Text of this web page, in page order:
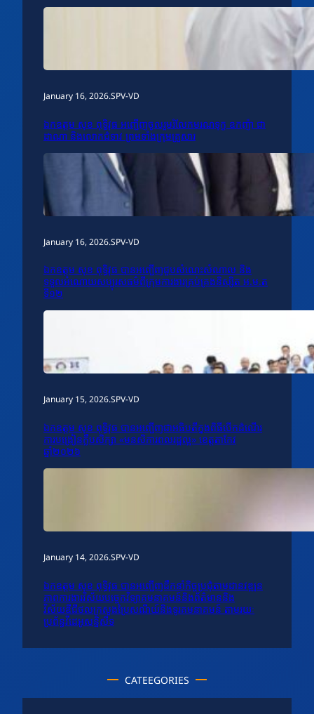
January 16, 2026.SPV-VD
ឯកឧត្តម សុខ ពុទ្ធិវុធ អញ្ជើញចូលរួមរំលែកមរណទុក្ខ ឧកញ៉ា ជា
ដាណា និងលោកជំទាវ ព្រមទាំងក្រុមគ្រួសារ
January 16, 2026.SPV-VD
ឯកឧត្តម សុខ ពុទ្ធិវុធ បានអញ្ជើញជួបសំណេះសំណាល និង
ទទួលអំណោយសប្បុរសធម៌ពីក្រុមការងារគ្រប់គ្រងនិស្សិត អ.ម.ត
ទី១២
January 15, 2026.SPV-VD
ឯកឧត្តម សុខ ពុទ្ធិវុធ បានអញ្ជើញជាអធិបតីក្នុងពិធីបើកដំណើរ
ការបង្រៀនក្លឹបសិក្សា «មនសិការពលរដ្ឋល្អ» ខេត្តតាកែវ
ឆ្នាំ២០២៦
January 14, 2026.SPV-VD
ឯកឧត្តម សុខ ពុទ្ធិវុធ បានអញ្ជើញដឹកនាំកិច្ចប្រជុំតាមដានវឌ្ឍន
ភាពការងារវិស័យបច្ចេកវិទ្យាគមនាគមន៍និងព័ត៌មាននិង
វិស័យឌីជីថលក្រសួងប្រៃសណីយ៍និងទូរគមនាគមន៍ តាមរយៈ
ប្រព័ន្ធវីដេអូសន្និសីទ
CATEEGORIES